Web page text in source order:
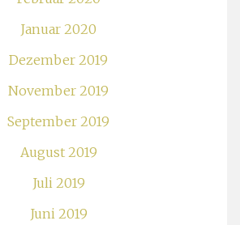
Januar 2020
Dezember 2019
November 2019
September 2019
August 2019
Juli 2019
Juni 2019